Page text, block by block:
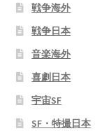
戦争海外
戦争日本
音楽海外
喜劇日本
宇宙SF
SF・特撮日本